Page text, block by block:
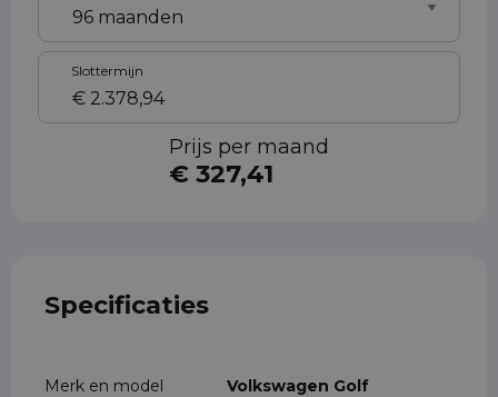
Slottermijn
Prijs per maand
€ 327,41
Specificaties
Merk en model Volkswagen Golf